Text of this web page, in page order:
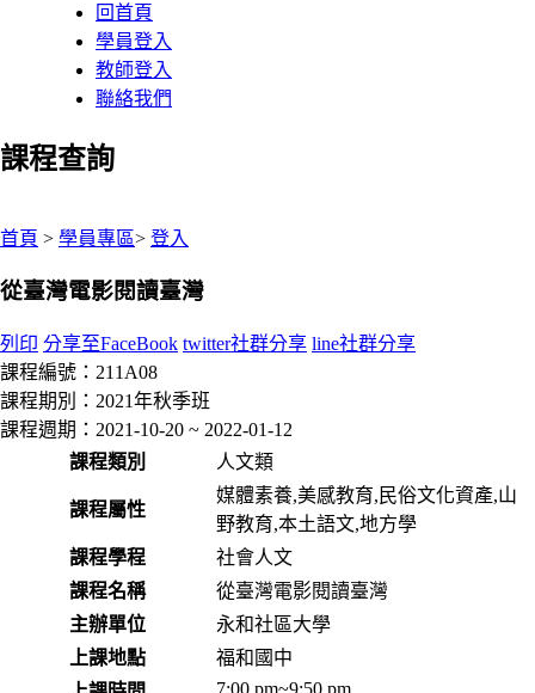
回首頁
學員登入
教師登入
聯絡我們
課程查詢
首頁 > 學員專區> 登入
從臺灣電影閱讀臺灣
列印 分享至FaceBook twitter社群分享 line社群分享
課程編號： 211A08
課程期別： 2021年秋季班
課程週期： 2021-10-20 ~ 2022-01-12
課程類別
人文類
課程屬性
媒體素養,美感教育,民俗文化資產,山
野教育,本土語文,地方學
課程學程
社會人文
課程名稱
從臺灣電影閱讀臺灣
主辦單位
永和社區大學
上課地點
福和國中